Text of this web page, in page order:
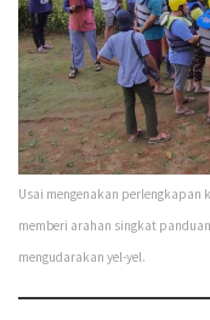
Usai mengenakan perlengkapan
memberi arahan singkat
mengudarakan yel-yel.